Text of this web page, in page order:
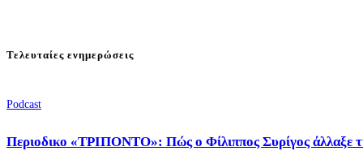
Τελευταίες ενημερώσεις
Podcast
Περιοδικο «ΤΡΙΠΟΝΤΟ»: Πώς ο Φίλιππος Συρίγος άλλαξε